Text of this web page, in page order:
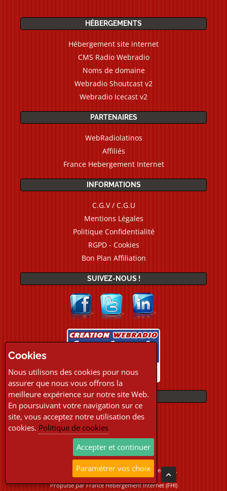
HÉBERGEMENTS
Hébergement site internet
CMS Radio Webradio
Noms de domaine
Webradio Shoutcast v2
Webradio Icecast v2
PARTENAIRES
WebRadiolatinos
Affiliés
France Hebergement Internet
INFORMATIONS
C.G.V / C.G.U
Mentions Légales
Politique Confidentialité
RGPD - Cookies
Bon Plan Affiliation
SUIVEZ-NOUS !
PAIEMENTS
Copyright © 2026 Location Webradio Streaming
Tous droits réservés
Propulsé parFrance Hebergement Internet (FHI)
Cookies
Nous utilisons des cookies pour nous
assurer que nous vous offrons la
meilleure expérience sur notre site Web.
En poursuivant votre navigation sur ce
site, vous acceptez notre utilisation des
cookies. Politique de cookies
Accepter et continuer
Paramétrer vos choix